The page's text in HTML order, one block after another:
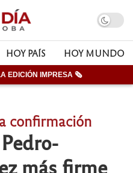
HOY PAÍS HOY MUNDO
EDICIÓN IMPRESA 🗞
confirmación
más firme